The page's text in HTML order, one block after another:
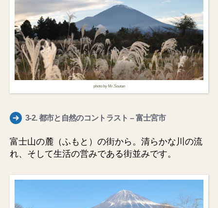
photo by Mr.Soutan
3-2.都市と自然のコントラスト – 富士宮市
富士山の麓（ふもと）の街から。清らかな川の流
れ、そして生活の営みである街並みです。